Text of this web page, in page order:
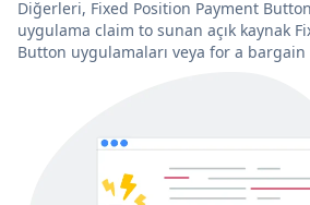
Diğerleri, Fixed Position Payment
uygulama claim to sunan açık kaynak
Button uygulamaları veya for a bargain